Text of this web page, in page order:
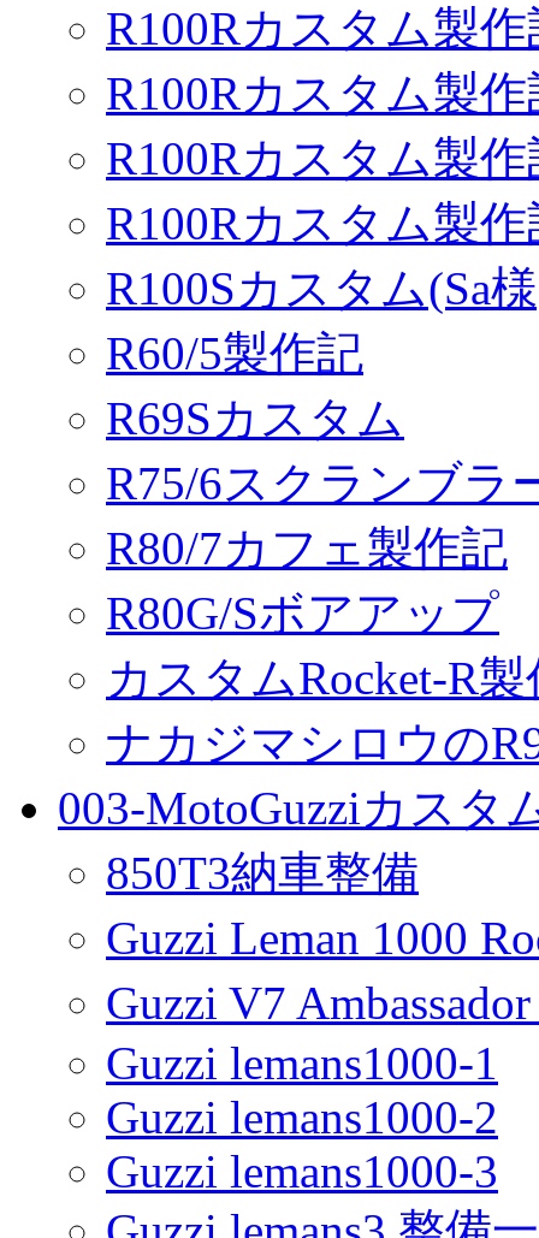
R100Rカスタム製作
R100Rカスタム製作
R100Rカスタム製作
R100Rカスタム製
R100Sカスタム(Sa
R60/5製作記
R69Sカスタム
R75/6スクランブラ
R80/7カフェ製作記
R80G/Sボアアップ
カスタムRocket-R
ナカジマシロウの
003-MotoGuzziカスタ
850T3納車整備
Guzzi Leman 1000
Guzzi V7
Guzzi lemans1000-1
Guzzi lemans1000-2
Guzzi lemans1000-3